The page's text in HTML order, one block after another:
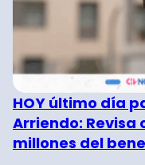
HOY último día
Arriendo: Revisa
millones del